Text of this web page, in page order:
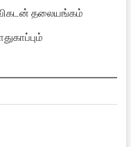
விகடன் தலையங்கம்